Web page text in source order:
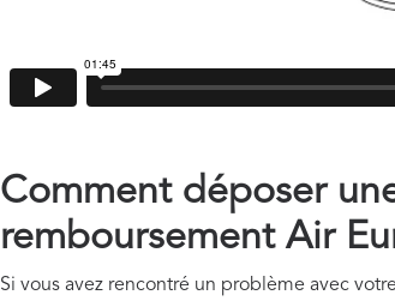
Comment déposer
remboursement Air
Si vous avez rencontré un problème avec